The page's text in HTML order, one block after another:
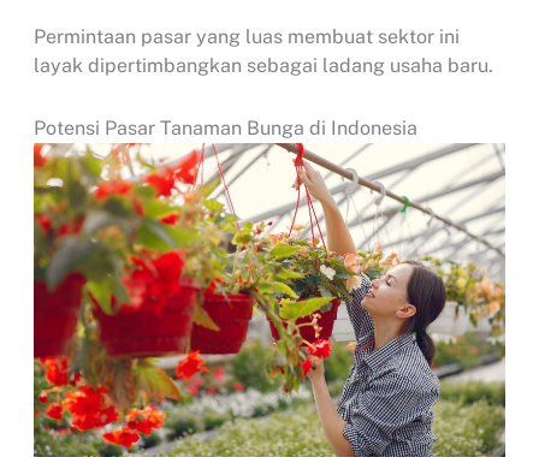
Permintaan pasar yang luas membuat sektor ini
layak dipertimbangkan sebagai ladang usaha baru.
Potensi Pasar Tanaman Bunga di Indonesia